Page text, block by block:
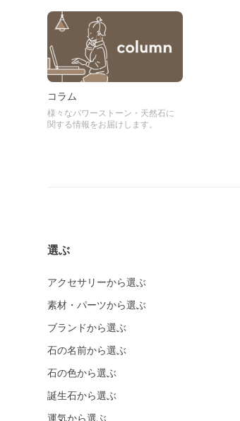
コラム
様々なパワーストーン・天然石に
関する情報をお届けします。
選ぶ
アクセサリーから選ぶ
素材・パーツから選ぶ
ブランドから選ぶ
石の名前から選ぶ
石の色から選ぶ
誕生石から選ぶ
運気から選ぶ